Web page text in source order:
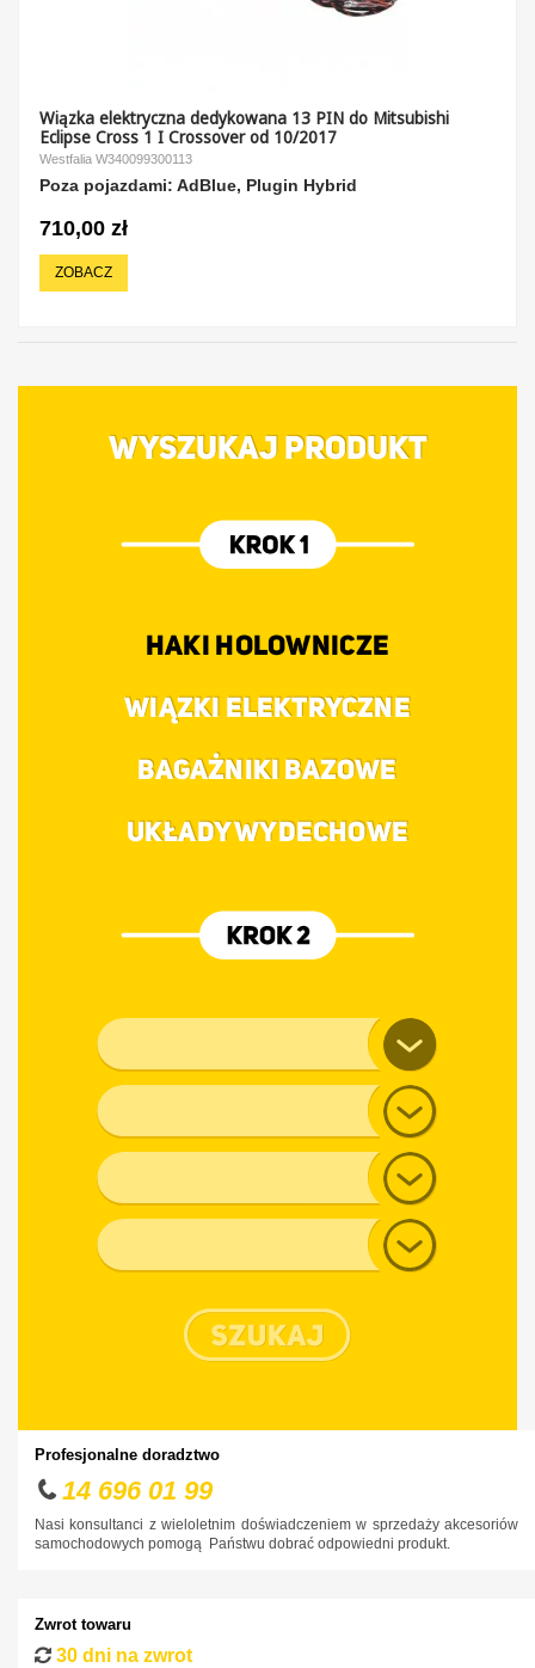
Wiązka elektryczna dedykowana 13 PIN do Mitsubishi
Eclipse Cross 1 I Crossover od 10/2017
Westfalia W340099300113
Poza pojazdami: AdBlue, Plugin Hybrid
710,00 zł
ZOBACZ
WYSZUKAJ PRODUKT
HAKI HOLOWNICZE
WIĄZKI ELEKTRYCZNE
BAGAŻNIKI BAZOWE
UKŁADY WYDECHOWE
Profesjonalne doradztwo
14 696 01 99
Nasi konsultanci z wieloletnim doświadczeniem w sprzedaży akcesoriów
samochodowych pomogą Państwu dobrać odpowiedni produkt.
Zwrot towaru
30 dni na zwrot